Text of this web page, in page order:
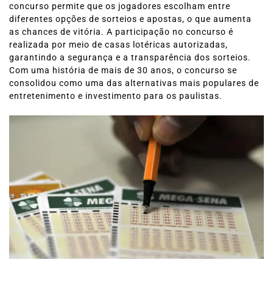
concurso permite que os jogadores escolham entre
diferentes opções de sorteios e apostas, o que aumenta
as chances de vitória. A participação no concurso é
realizada por meio de casas lotéricas autorizadas,
garantindo a segurança e a transparência dos sorteios.
Com uma história de mais de 30 anos, o concurso se
consolidou como uma das alternativas mais populares de
entretenimento e investimento para os paulistas.